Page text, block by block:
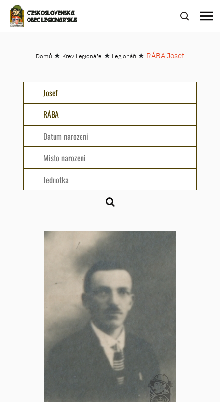
ČESKOSLOVENSKÁ
OBEC LEGIONÁŘSKÁ
menu
Domů ★ Krev Legionáře ★ Legionáři ★ RÁBA Josef